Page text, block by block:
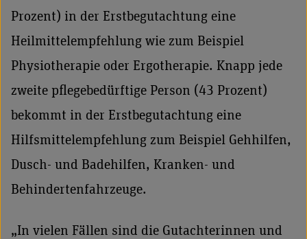
Prozent) in der Erstbegutachtung eine
Heilmittelempfehlung wie zum Beispiel
Physiotherapie oder Ergotherapie. Knapp jede
zweite pflegebedürftige Person (43 Prozent)
bekommt in der Erstbegutachtung eine
Hilfsmittelempfehlung zum Beispiel Gehhilfen,
Dusch- und Badehilfen, Kranken- und
Behindertenfahrzeuge.
„In vielen Fällen sind die Gutachterinnen und